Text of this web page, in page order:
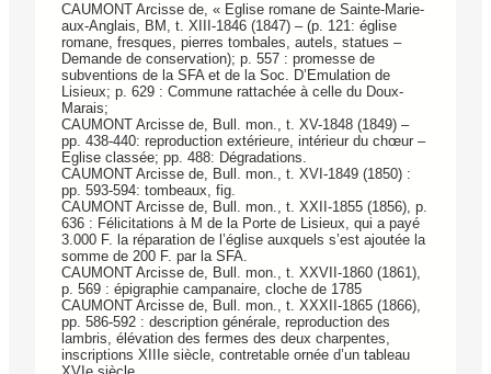
CAUMONT Arcisse de, « Eglise romane de Sainte-Marie-
aux-Anglais, BM, t. XIII-1846 (1847) – (p. 121: église
romane, fresques, pierres tombales, autels, statues –
Demande de conservation); p. 557 : promesse de
subventions de la SFA et de la Soc. D’Emulation de
Lisieux; p. 629 : Commune rattachée à celle du Doux-
Marais;
CAUMONT Arcisse de, Bull. mon., t. XV-1848 (1849) –
pp. 438-440: reproduction extérieure, intérieur du chœur –
Eglise classée; pp. 488: Dégradations.
CAUMONT Arcisse de, Bull. mon., t. XVI-1849 (1850) :
pp. 593-594: tombeaux, fig.
CAUMONT Arcisse de, Bull. mon., t. XXII-1855 (1856), p.
636 : Félicitations à M de la Porte de Lisieux, qui a payé
3.000 F. la réparation de l’église auxquels s’est ajoutée la
somme de 200 F. par la SFA.
CAUMONT Arcisse de, Bull. mon., t. XXVII-1860 (1861),
p. 569 : épigraphie campanaire, cloche de 1785
CAUMONT Arcisse de, Bull. mon., t. XXXII-1865 (1866),
pp. 586-592 : description générale, reproduction des
lambris, élévation des fermes des deux charpentes,
inscriptions XIIIe siècle, contretable ornée d’un tableau